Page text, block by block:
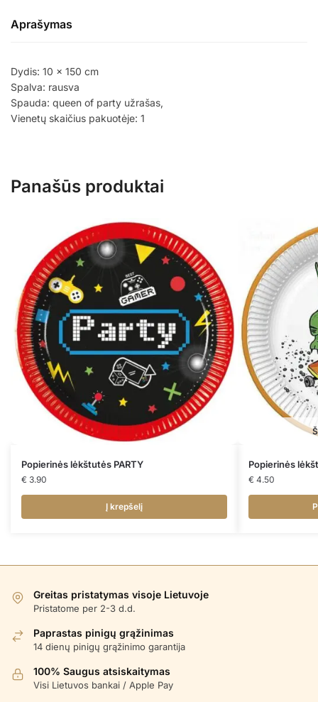
Aprašymas
Dydis: 10 x 150 cm
Spalva: rausva
Spauda: queen of party užrašas,
Vienetų skaičius pakuotėje: 1
Panašūs produktai
Popierinės lėkštutės PARTY
€ 3.90
Į krepšelį
Popierinės
€ 4.50
Greitas pristatymas visoje Lietuvoje
Pristatome per 2-3 d.d.
Paprastas pinigų grąžinimas
14 dienų pinigų grąžinimo garantija
100% Saugus atsiskaitymas
Visi Lietuvos bankai / Apple Pay